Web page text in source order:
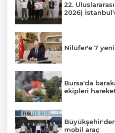
22.
2026)
Nilüfer'e 7 yeni
Bursa'da
ekipleri
mobil araç